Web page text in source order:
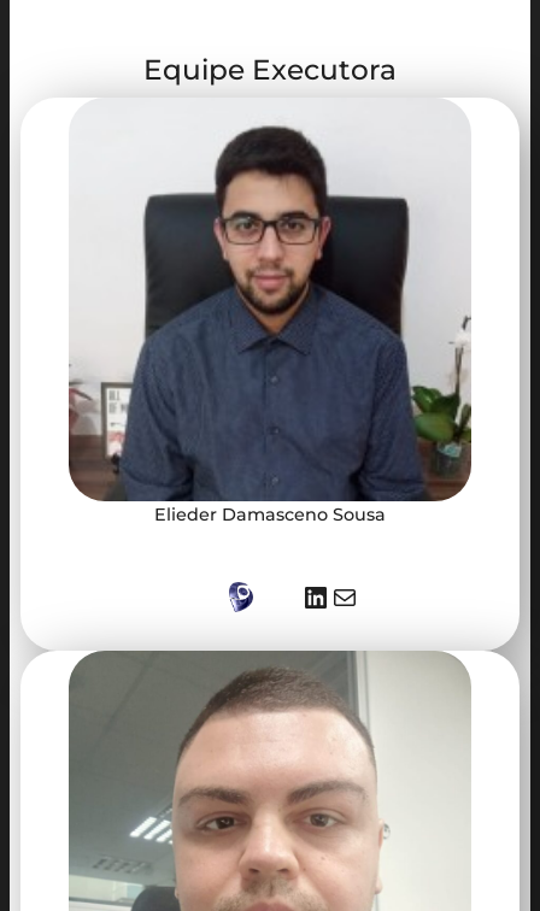
Equipe Executora
Elieder Damasceno Sousa
LinkedIn E-mail